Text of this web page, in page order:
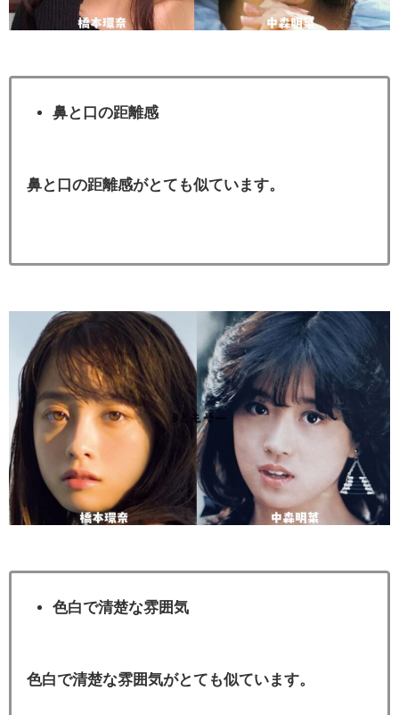
鼻と口の距離感
鼻と口の距離感がとても似ています。
色白で清楚な雰囲気
色白で清楚な雰囲気がとても似ています。